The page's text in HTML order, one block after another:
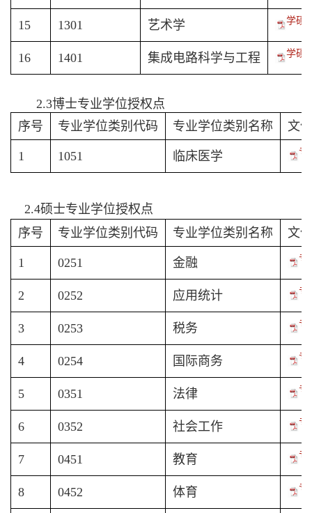
15 1301 艺术学 学硕-
16 1401 集成电路科学与工程 学硕-
2.3博士专业学位授权点
序号
专业学位类别代码 专业学位类别名称 文
1 1051 临床医学 专
2.4硕士专业学位授权点
序号
专业学位类别代码 专业学位类别名称 文
1 0251 金融 专
2 0252 应用统计 专
3 0253 税务 专
4 0254 国际商务 专
5 0351 法律 专
6 0352 社会工作 专
7 0451 教育 专
8 0452 体育 专